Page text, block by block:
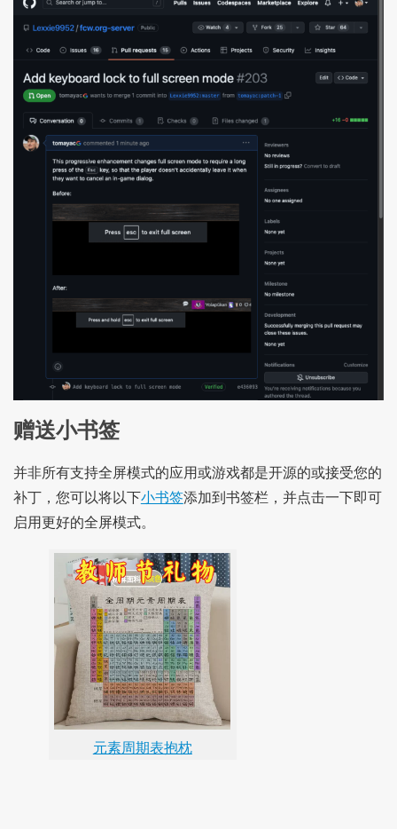
赠送小书签
并非所有支持全屏模式的应用或游戏都是开源的或接受您的
补丁，您可以将以下小书签添加到书签栏，并点击一下即可
启用更好的全屏模式。
元素周期表抱枕